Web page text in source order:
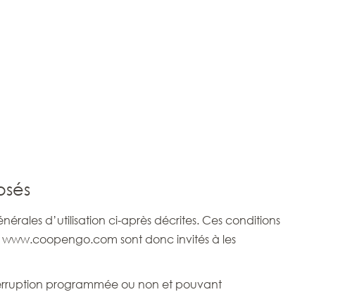
d’utilisation ci-après décrites. Ces conditions
www.coopengo.com sont donc invités à les
programmée ou non et pouvant